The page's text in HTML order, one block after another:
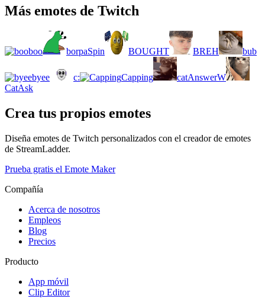
Más emotes de Twitch
boo borpaSpin BOUGHT BREH bub
byee c: Capping
catAnswerW
CatAsk
Crea tus propios emotes
Diseña emotes de Twitch personalizados con el creador de emotes
de StreamLadder.
Prueba gratis el Emote Maker
Compañía
Acerca de nosotros
Empleos
Blog
Precios
Producto
App móvil
Clip Editor